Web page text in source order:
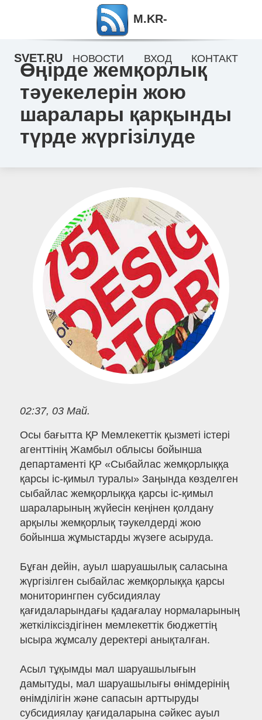
Өңірде жемқорлық
тәуекелерін жою
шаралары қарқынды
түрде жүргізілуде
02:37, 03 Май.
Осы бағытта ҚР Мемлекеттік қызметі істері
агенттінің Жамбыл облысы бойынша
департаменті ҚР «Сыбайлас жемқорлыққа
қарсы іс-қимыл туралы» Заңында көзделген
сыбайлас жемқорлыққа қарсы іс-қимыл
шараларының жүйесін кеңінен қолдану
арқылы жемқорлық тәукелдерді жою
бойынша жұмыстарды жүзеге асыруда.
Бұған дейін, ауыл шаруашылық саласына
жүргізілген сыбайлас жемқорлыққа қарсы
мониторингпен субсидиялау
қағидаларындағы қадағалау нормаларының
жеткіліксіздігінен мемлекеттік бюджеттің
ысыра жұмсалу деректері анықталған.
Асыл тұқымды мал шаруашылығын
дамытуды, мал шаруашылығы өнімдерінің
өнімділігін және сапасын арттыруды
субсидиялау қағидаларына сәйкес ауыл
M.KR-
SVET.RU НОВОСТИ ВХОД КОНТАКТ